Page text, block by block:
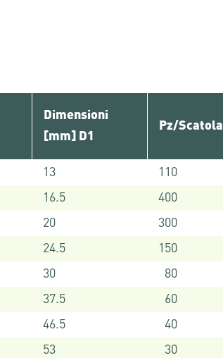
Dimensioni
[mm] D1
Pz/Scatola
13 110
16.5 400
20 300
24.5 150
30 80
37.5 60
46.5 40
53 30